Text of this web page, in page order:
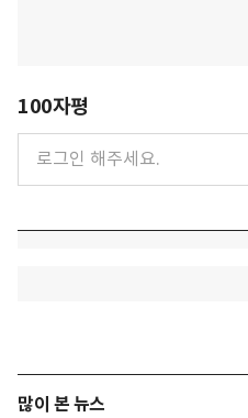
100자평
많이 본 뉴스